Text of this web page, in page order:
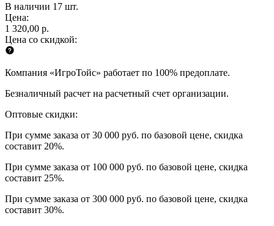
В наличии 17 шт.
Цена:
1 320,00 р.
Цена со скидкой:
Компания «ИгроТойс» работает по 100% предоплате.
Безналичный расчет на расчетный счет организации.
Оптовые скидки:
При сумме заказа от 30 000 руб. по базовой цене, скидка
составит 20%.
При сумме заказа от 100 000 руб. по базовой цене, скидка
составит 25%.
При сумме заказа от 300 000 руб. по базовой цене, скидка
составит 30%.